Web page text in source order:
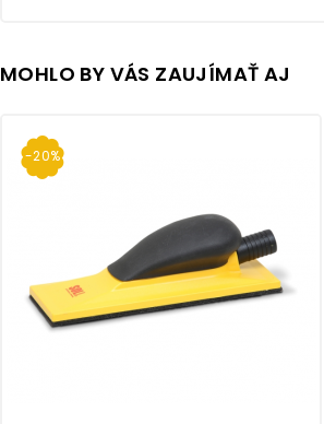
MOHLO BY VÁS ZAUJÍMAŤ AJ
-20%